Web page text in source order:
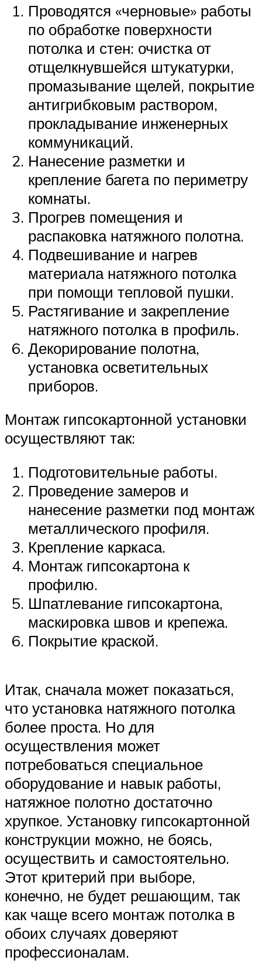
Проводятся «черновые» работы
по обработке поверхности
потолка и стен: очистка от
отщелкнувшейся штукатурки,
промазывание щелей, покрытие
антигрибковым раствором,
прокладывание инженерных
коммуникаций.
Нанесение разметки и
крепление багета по периметру
комнаты.
Прогрев помещения и
распаковка натяжного полотна.
Подвешивание и нагрев
материала натяжного потолка
при помощи тепловой пушки.
Растягивание и закрепление
натяжного потолка в профиль.
Декорирование полотна,
установка осветительных
приборов.
Монтаж гипсокартонной установки
осуществляют так:
Подготовительные работы.
Проведение замеров и
нанесение разметки под монтаж
металлического профиля.
Крепление каркаса.
Монтаж гипсокартона к
профилю.
Шпатлевание гипсокартона,
маскировка швов и крепежа.
Покрытие краской.
Итак, сначала может показаться,
что установка натяжного потолка
более проста. Но для
осуществления может
потребоваться специальное
оборудование и навык работы,
натяжное полотно достаточно
хрупкое. Установку гипсокартонной
конструкции можно, не боясь,
осуществить и самостоятельно.
Этот критерий при выборе,
конечно, не будет решающим, так
как чаще всего монтаж потолка в
обоих случаях доверяют
профессионалам.